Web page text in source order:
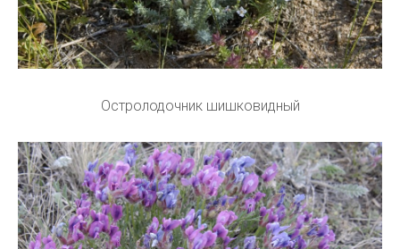
Остролодочник шишковидный